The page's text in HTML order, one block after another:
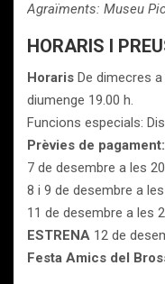
Agraïments: Museu
HORARIS I
Horaris De dimecres
diumenge 19.00 h.
Funcions especials:
Prèvies de pagament:
7 de desembre a les
8 i 9 de desembre a
11 de desembre a les
ESTRENA 12 de
Festa Amics del